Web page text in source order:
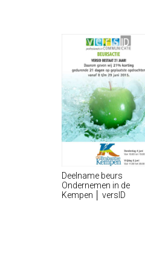
Deelname beurs
Ondernemen in de
Kempen │ versID